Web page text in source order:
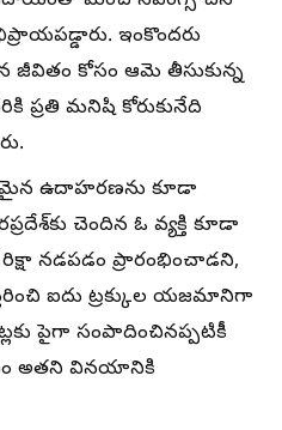
ఇంకొందరు
జీవితం కోసం ఆమె తీసుకున్న
ప్రతి మనిషి కోరుకునేది
ఉదాహరణను కూడా
చెందిన ఓ వ్యక్తి కూడా
నడపడం ప్రారంభించాడని,
ఐదు ట్రక్కుల యజమానిగా
పైగా సంపాదించినప్పటికీ
అతని వినయానికి